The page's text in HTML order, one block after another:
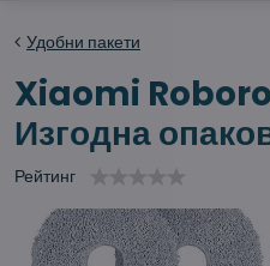
Удобни пакети
Xiaomi
Изгодна
Рейтинг